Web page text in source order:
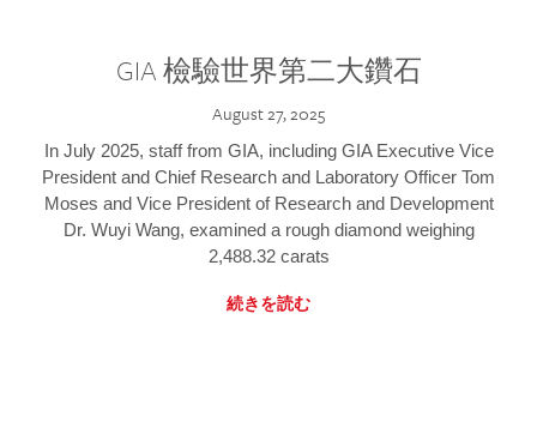
GIA 檢驗世界第二大鑽石
August 27, 2025
In July 2025, staff from GIA, including GIA Executive Vice
President and Chief Research and Laboratory Officer Tom
Moses and Vice President of Research and Development
Dr. Wuyi Wang, examined a rough diamond weighing
2,488.32 carats
続きを読む